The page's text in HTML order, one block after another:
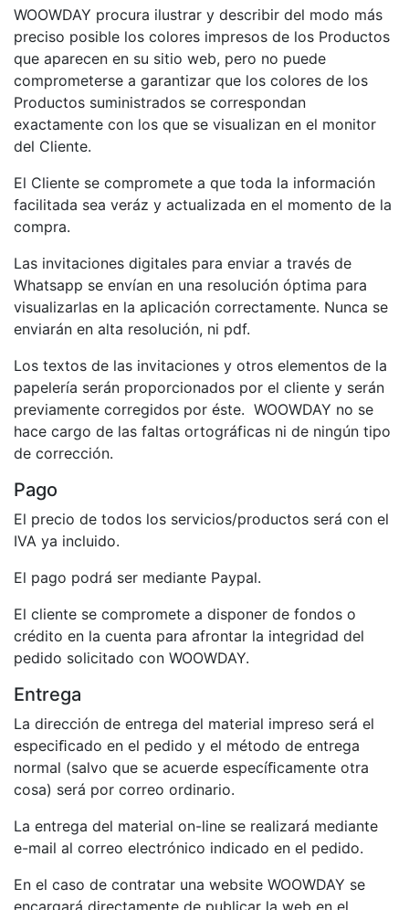
WOOWDAY procura ilustrar y describir del modo más
preciso posible los colores impresos de los Productos
que aparecen en su sitio web, pero no puede
comprometerse a garantizar que los colores de los
Productos suministrados se correspondan
exactamente con los que se visualizan en el monitor
del Cliente.
El Cliente se compromete a que toda la información
facilitada sea veráz y actualizada en el momento de la
compra.
Las invitaciones digitales para enviar a través de
Whatsapp se envían en una resolución óptima para
visualizarlas en la aplicación correctamente. Nunca se
enviarán en alta resolución, ni pdf.
Los textos de las invitaciones y otros elementos de la
papelería serán proporcionados por el cliente y serán
previamente corregidos por éste. WOOWDAY no se
hace cargo de las faltas ortográficas ni de ningún tipo
de corrección.
Pago
El precio de todos los servicios/productos será con el
IVA ya incluido.
El pago podrá ser mediante Paypal.
El cliente se compromete a disponer de fondos o
crédito en la cuenta para afrontar la integridad del
pedido solicitado con WOOWDAY.
Entrega
La dirección de entrega del material impreso será el
especiﬁcado en el pedido y el método de entrega
normal (salvo que se acuerde especíﬁcamente otra
cosa) será por correo ordinario.
La entrega del material on-line se realizará mediante
e-mail al correo electrónico indicado en el pedido.
En el caso de contratar una website WOOWDAY se
encargará directamente de publicar la web en el